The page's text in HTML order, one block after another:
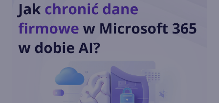
Microsoft Ignite 2024
Jak zarabia Microsoft? Raport
podsumowanie roku